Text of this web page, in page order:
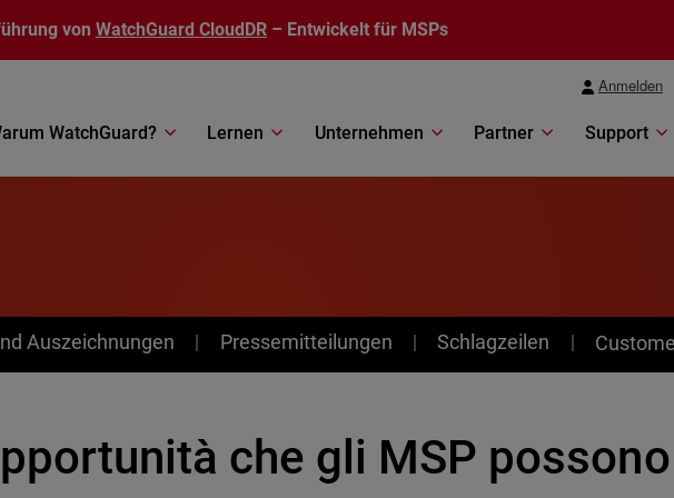
von WatchGuard CloudDR – Entwickelt für MSPs
Anmelden
WatchGuard? Lernen Unternehmen Partner Support
Auszeichnungen Pressemitteilungen Schlagzeilen
che gli MSP possono